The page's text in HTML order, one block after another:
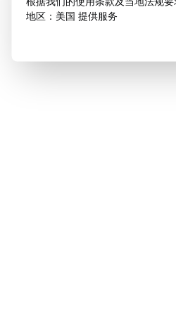
地区：美国 提供服务